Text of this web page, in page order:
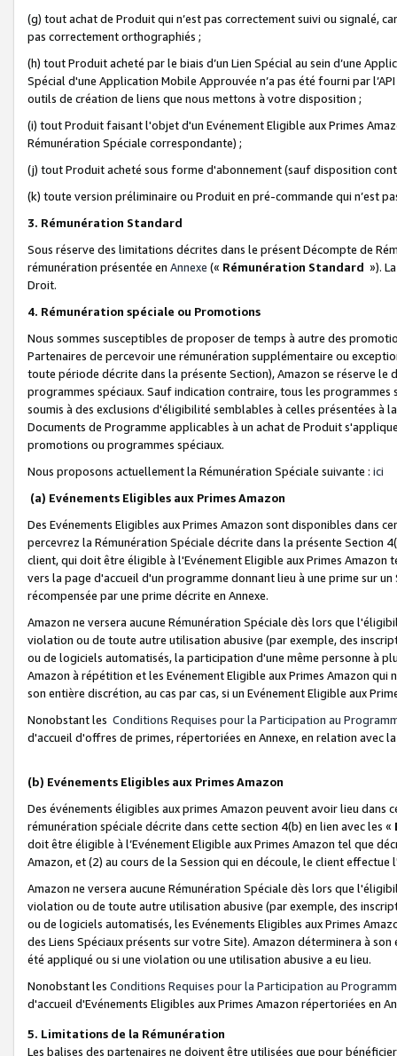
(g) tout achat de Produit qui n’est pas correctement suivi ou signalé,
pas correctement orthographiés ;
(h) tout Produit acheté par le biais d’un Lien Spécial au sein d’une
Spécial d'une Application Mobile Approuvée n’a pas été fourni par
outils de création de liens que nous mettons à votre disposition ;
(i) tout Produit faisant l'objet d'un Evénement Eligible aux Primes
Rémunération Spéciale correspondante) ;
(j) tout Produit acheté sous forme d'abonnement (sauf disposition
(k) toute version préliminaire ou Produit en pré-commande qui n’est
3. Rémunération Standard
Sous réserve des limitations décrites dans le présent Décompte de
rémunération présentée en Annexe (« Rémunération Standard »).
Droit.
4. Rémunération spéciale ou Promotions
Nous sommes susceptibles de proposer de temps à autre des
Partenaires de percevoir une rémunération supplémentaire ou
toute période décrite dans la présente Section), Amazon se réserve
programmes spéciaux. Sauf indication contraire, tous les
soumis à des exclusions d'éligibilité semblables à celles présentées à
Documents de Programme applicables à un achat de Produit
promotions ou programmes spéciaux.
Nous proposons actuellement la Rémunération Spéciale suivante : ici
(a) Evénements Eligibles aux Primes Amazon
Des Evénements Eligibles aux Primes Amazon sont disponibles dans
percevrez la Rémunération Spéciale décrite dans la présente Section
client, qui doit être éligible à l'Evénement Eligible aux Primes Amazon
vers la page d'accueil d'un programme donnant lieu à une prime sur
récompensée par une prime décrite en Annexe.
Amazon ne versera aucune Rémunération Spéciale dès lors que
violation ou de toute autre utilisation abusive (par exemple, des
ou de logiciels automatisés, la participation d'une même personne à
Amazon à répétition et les Evénement Eligible aux Primes Amazon qui
son entière discrétion, au cas par cas, si un Evénement Eligible aux
Nonobstant les Conditions Requises pour la Participation au
d'accueil d'offres de primes, répertoriées en Annexe, en relation avec
(b) Evénements Eligibles aux Primes Amazon
Des événements éligibles aux primes Amazon peuvent avoir lieu dans
rémunération spéciale décrite dans cette section 4(b) en lien avec les «
doit être éligible à l’Evénement Eligible aux Primes Amazon tel que
Amazon, et (2) au cours de la Session qui en découle, le client
Amazon ne versera aucune Rémunération Spéciale dès lors que
violation ou de toute autre utilisation abusive (par exemple, des
ou de logiciels automatisés, les Evénements Eligibles aux Primes
des Liens Spéciaux présents sur votre Site). Amazon déterminera à
été appliqué ou si une violation ou une utilisation abusive a eu lieu.
Nonobstant les Conditions Requises pour la Participation au
d'accueil d'Evénements Eligibles aux Primes Amazon répertoriées en
5. Limitations de la Rémunération
Les balises des partenaires ne doivent être utilisées que pour